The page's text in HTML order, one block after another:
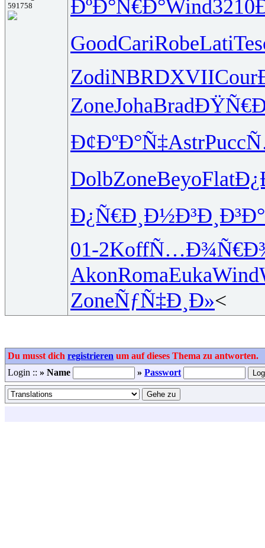
591758
ÐºÐ°Ñ€Ð°Wind3210
GoodCariRobeLati
ZodiNBRDXVIICour
ZoneJohaBrad
Ð¢ÐºÐ°Ñ‡AstrPucc
DolbZoneBeyoFlat
Ð¿Ñ€Ð¸Ð½Ð³Ð¸Ð³Ð°
01-2Koff
AkonRomaEukaWind
ZoneÑƒÑ‡Ð¸Ð»<
Du musst dich registrieren um auf dieses Thema zu antworten.
Login :: » Name » Passwort